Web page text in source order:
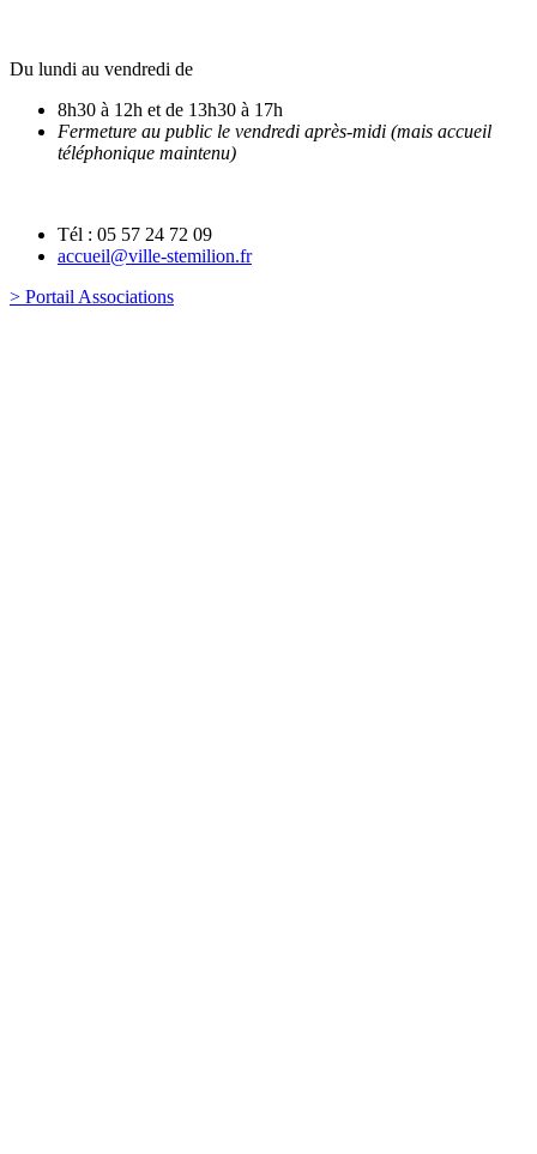
Du lundi au vendredi de
8h30 à 12h et de 13h30 à 17h
Fermeture au public le vendredi après-midi (mais accueil
téléphonique maintenu)
Tél : 05 57 24 72 09
accueil@ville-stemilion.fr
> Portail Associations